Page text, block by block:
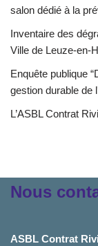
salon dédié à la
Inventaire des
Ville de Leuze-en-
Enquête publique
gestion durable de
L’ASBL Contrat
Nous
ASBL Contrat